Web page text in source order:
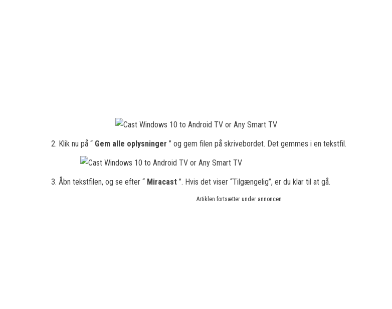
2. Klik nu på “ Gem alle oplysninger ” og gem filen på skrivebordet. Det gemmes i en tekstfil.
3. Åbn tekstfilen, og se efter “ Miracast ”. Hvis det viser “Tilgængelig”, er du klar til at gå.
Artiklen fortsætter under annoncen